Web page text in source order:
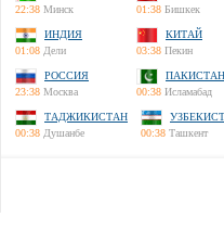
22:38 Минск
01:38 Бишкек
ИНДИЯ
01:08 Дели
КИТАЙ
03:38 Пекин
РОССИЯ
23:38 Москва
ПАКИСТАН
00:38 Исламабад
ТАДЖИКИСТАН
00:38 Душанбе
00:38 Ташкент